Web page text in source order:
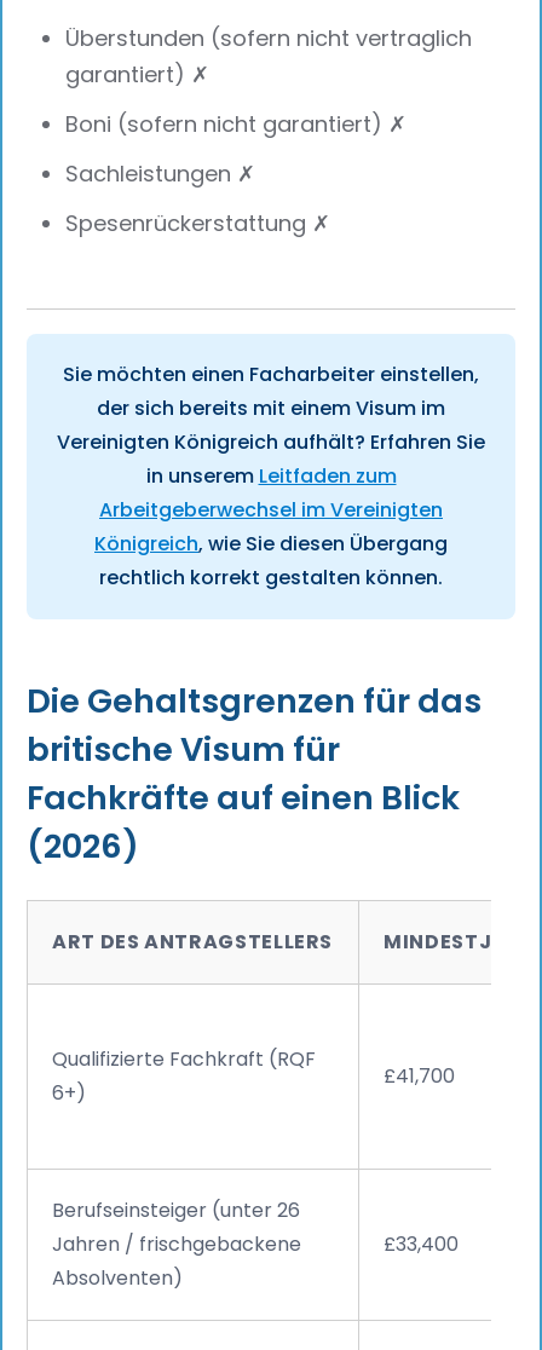
Überstunden (sofern nicht vertraglich
garantiert) ✗
Boni (sofern nicht garantiert) ✗
Sachleistungen ✗
Spesenrückerstattung ✗
Sie möchten einen Facharbeiter einstellen,
der sich bereits mit einem Visum im
Vereinigten Königreich aufhält? Erfahren Sie
in unserem Leitfaden zum
Arbeitgeberwechsel im Vereinigten
Königreich, wie Sie diesen Übergang
rechtlich korrekt gestalten können.
Die Gehaltsgrenzen für das
britische Visum für
Fachkräfte auf einen Blick
(2026)
ART DES ANTRAGSTELLERS
Qualifizierte Fachkraft (RQF
6+)
£41,700
Berufseinsteiger (unter 26
Jahren / frischgebackene
Absolventen)
£33,400